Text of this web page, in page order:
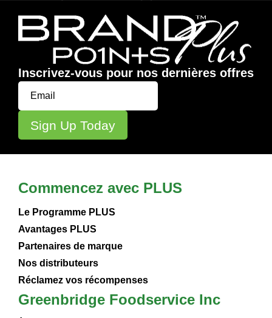
Inscrivez-vous pour nos dernières offres
Commencez avec PLUS
Le Programme PLUS
Avantages PLUS
Partenaires de marque
Nos distributeurs
Réclamez vos récompenses
Greenbridge Foodservice Inc